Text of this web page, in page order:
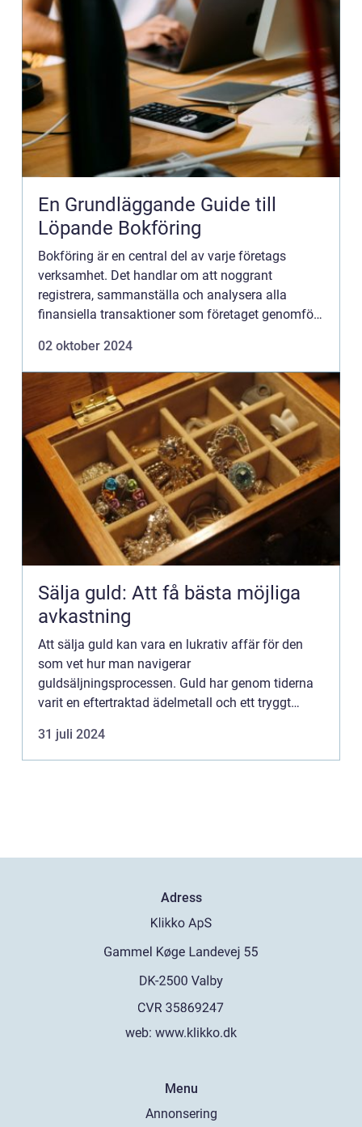
En Grundläggande Guide till
Löpande Bokföring
Bokföring är en central del av varje företags
verksamhet. Det handlar om att noggrant
registrera, sammanställa och analysera alla
finansiella transaktioner som företaget genomför.
02 oktober 2024
Sälja guld: Att få bästa möjliga
avkastning
Att sälja guld kan vara en lukrativ affär för den
som vet hur man navigerar
guldsäljningsprocessen. Guld har genom tiderna
varit en eftertraktad ädelmetall och ett tryggt
31 juli 2024
Adress
web: www.klikko.dk
Menu
Annonsering